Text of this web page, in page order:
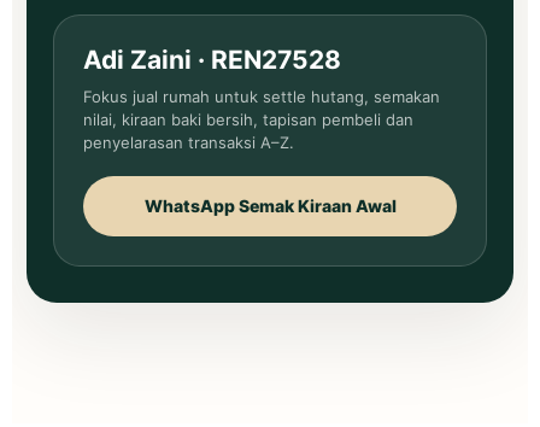
Adi Zaini · REN27528
Fokus jual rumah untuk settle hutang, semakan
nilai, kiraan baki bersih, tapisan pembeli dan
penyelarasan transaksi A–Z.
WhatsApp Semak Kiraan Awal